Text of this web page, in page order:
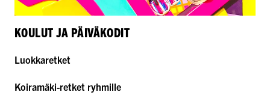
KOULUT JA PÄIVÄKODIT
Luokkaretket
Koiramäki-retket ryhmille